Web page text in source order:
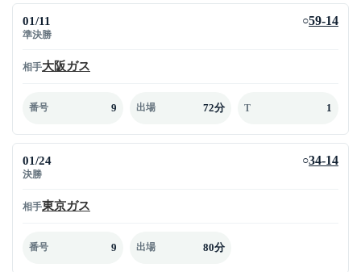
01/11
準決勝
○59-14
相手大阪ガス
番号 9 出場 72分 T 1
01/24
決勝
○34-14
相手東京ガス
番号 9 出場 80分